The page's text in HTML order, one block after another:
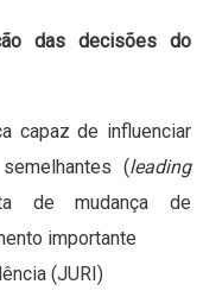
das decisões do
capaz de influenciar
(leading
de mudança de
importante
(JURI)